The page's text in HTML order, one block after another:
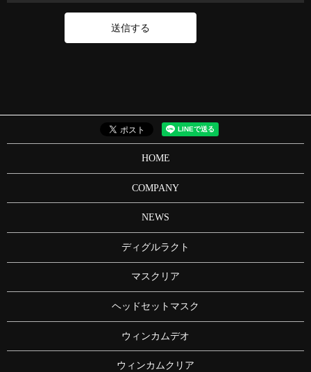
HOME
COMPANY
NEWS
ディグルラクト
マスクリア
ヘッドセットマスク
ウィンカムデオ
ウィンカムクリア